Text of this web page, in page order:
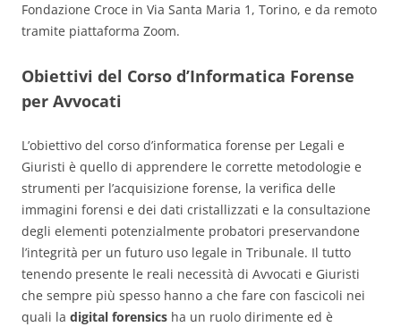
Fondazione Croce in Via Santa Maria 1, Torino, e da remoto
tramite piattaforma Zoom.
Obiettivi del Corso d’Informatica Forense
per Avvocati
L’obiettivo del corso d’informatica forense per Legali e
Giuristi è quello di apprendere le corrette metodologie e
strumenti per l’acquisizione forense, la verifica delle
immagini forensi e dei dati cristallizzati e la consultazione
degli elementi potenzialmente probatori preservandone
l’integrità per un futuro uso legale in Tribunale. Il tutto
tenendo presente le reali necessità di Avvocati e Giuristi
che sempre più spesso hanno a che fare con fascicoli nei
quali la digital forensics ha un ruolo dirimente ed è